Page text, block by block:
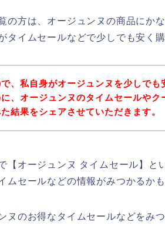
の方は、オージュンヌの商品にか
タイムセールなどで少しでも安く
、私自身がオージュンヌを少しでも
、オージュンヌのタイムセールやク
結果をシェアさせていただきます。
【オージュンヌ タイムセール】と
ムセールなどの情報がみつかるか
ヌのお得なタイムセールなどをみ